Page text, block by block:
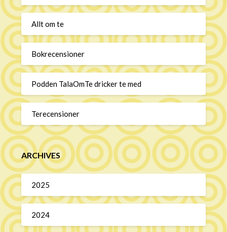
Allt om te
Bokrecensioner
Podden TalaOmTe dricker te med
Terecensioner
ARCHIVES
2025
2024